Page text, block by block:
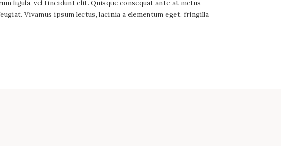
ligula, vel tincidunt elit. Quisque consequat ante at metus
Vivamus ipsum lectus, lacinia a elementum eget, fringilla